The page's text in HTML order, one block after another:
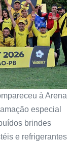
à Arena
especial
brindes
e refrigerantes